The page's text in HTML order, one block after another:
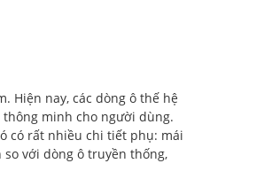
Hiện nay, các dòng ô thế hệ
minh cho người dùng.
có rất nhiều chi tiết phụ: mái
với dòng ô truyền thống,